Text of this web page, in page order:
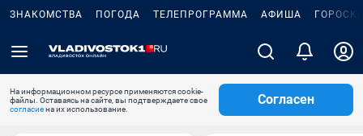
ЗНАКОМСТВА ПОГОДА ТЕЛЕПРОГРАММА АФИША
На информационном ресурсе применяются cookie-
файлы. Оставаясь на сайте, вы подтверждаете свое
согласиена их использование.
Согласен